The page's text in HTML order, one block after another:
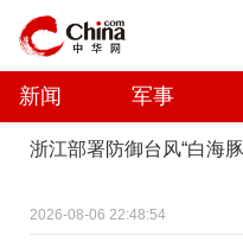
新闻 军事
浙江部署防御台风“白海
2026-08-06 22:48:54